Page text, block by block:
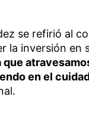
se refirió al
la inversión en
en el